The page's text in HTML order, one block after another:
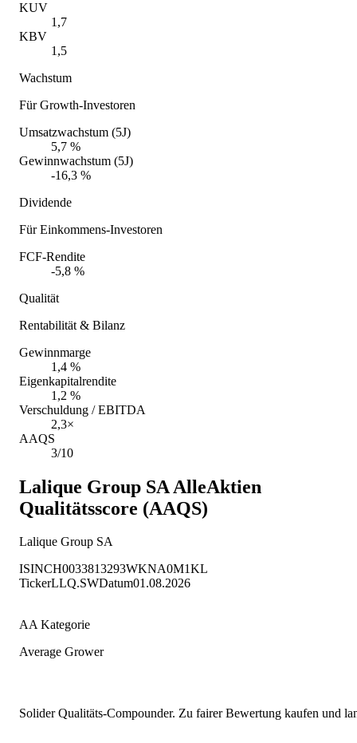
KUV
1,7
KBV
1,5
Wachstum
Für Growth-Investoren
Umsatzwachstum (5J)
5,7 %
Gewinnwachstum (5J)
-16,3 %
Dividende
Für Einkommens-Investoren
FCF-Rendite
-5,8 %
Qualität
Rentabilität & Bilanz
Gewinnmarge
1,4 %
Eigenkapitalrendite
1,2 %
Verschuldung / EBITDA
2,3×
AAQS
3/10
Lalique Group SA AlleAktien
Qualitätsscore (AAQS)
Lalique Group SA
ISINCH0033813293WKNA0M1KL
TickerLLQ.SWDatum01.08.2026
AA Kategorie
Average Grower
Solider Qualitäts-Compounder. Zu fairer Bewertung kaufen und